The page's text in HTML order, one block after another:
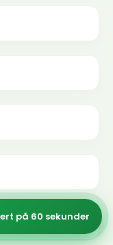
på 60 sekunder